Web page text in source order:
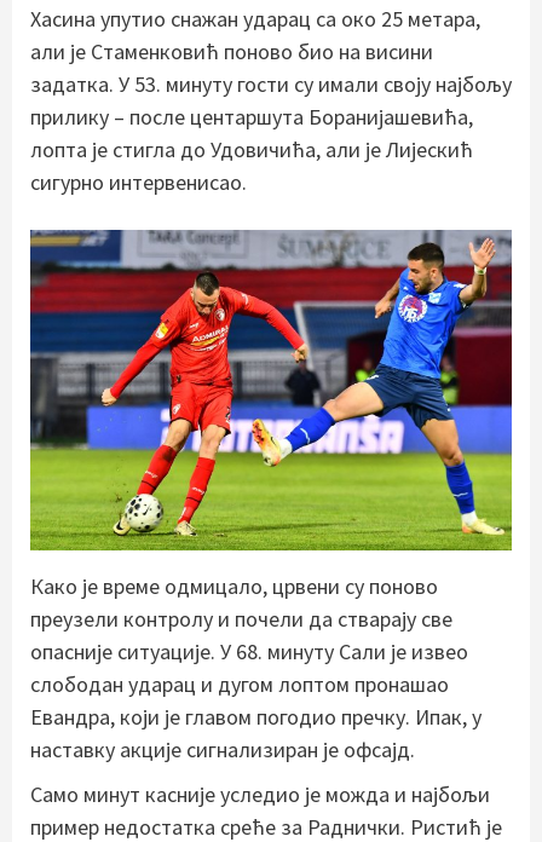
Хасина упутио снажан ударац са око 25 метара,
али је Стаменковић поново био на висини
задатка. У 53. минуту гости су имали своју најбољу
прилику – после центаршута Боранијашевића,
лопта је стигла до Удовичића, али је Лијескић
сигурно интервенисао.
Како је време одмицало, црвени су поново
преузели контролу и почели да стварају све
опасније ситуације. У 68. минуту Сали је извео
слободан ударац и дугом лоптом пронашао
Евандра, који је главом погодио пречку. Ипак, у
наставку акције сигнализиран је офсајд.
Само минут касније уследио је можда и најбољи
пример недостатка среће за Раднички. Ристић је